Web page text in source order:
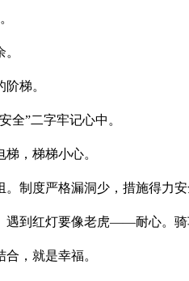
梯。
”二字牢记心中。
，梯梯小心。
制度严格漏洞少，措施得力安
到红灯要像老虎——耐心。骑
，就是幸福。